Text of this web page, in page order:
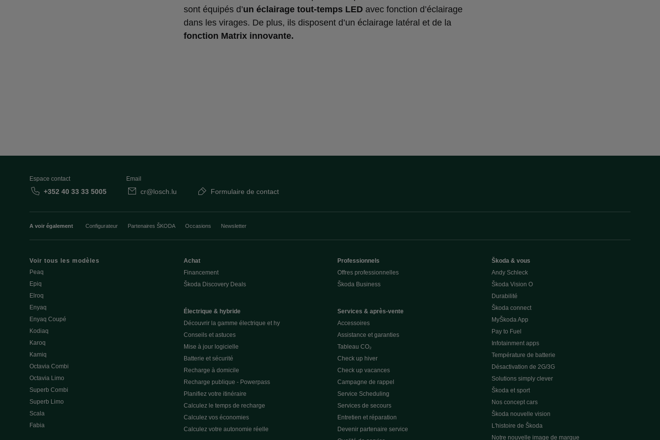
sont équipés d’un éclairage tout-temps LEDavec fonction d’éclairage
dans les virages. De plus, ils disposent d’un éclairage latéral et de la
fonction Matrix innovante.
Espace contact
+352 40 33 33 5005
Email
cr@losch.lu Formulaire de contact
A voir également Configurateur Partenaires ŠKODA Occasions Newsletter
Voir tous les modèles
Peaq
Epiq
Elroq
Enyaq
Enyaq Coupé
Kodiaq
Karoq
Kamiq
Octavia Combi
Octavia Limo
Superb Combi
Superb Limo
Scala
Fabia
Achat
Financement
Škoda Discovery Deals
Électrique & hybride
Découvrir la gamme électrique et hy
Conseils et astuces
Mise à jour logicielle
Batterie et sécurité
Recharge à domicile
Recharge publique - Powerpass
Planifiez votre itinéraire
Calculez le temps de recharge
Calculez vos économies
Calculez votre autonomie réelle
Professionnels
Offres professionnelles
Škoda Business
Services & après-vente
Accessoires
Assistance et garanties
Tableau CO₂
Check up hiver
Check up vacances
Campagne de rappel
Service Scheduling
Services de secours
Entretien et réparation
Devenir partenaire service
Škoda & vous
Andy Schleck
Škoda Vision O
Durabilité
Škoda connect
MyŠkoda App
Pay to Fuel
Infotainment apps
Température de batterie
Désactivation de 2G/3G
Solutions simply clever
Škoda et sport
Nos concept cars
Škoda nouvelle vision
L'histoire de Škoda
Notre nouvelle image de marque